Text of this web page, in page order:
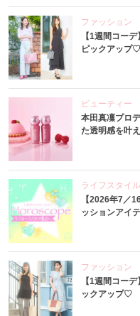
ファッション
【1週間コー
ピックアップ♡
ビューティー
本田真凜プロ
た透明感を叶
ライフスタイル
【2026年7／
ッションアイ
ファッション
【1週間コー
ックアップ♡